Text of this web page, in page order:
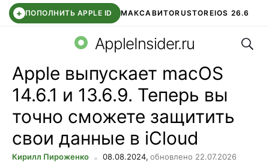
+ ПОПОЛНИТЬ APPLE ID МАКСАВИТОRUSTOREIOS 26.6
СБЕР КИДС ВТБ ОНЛАЙН ЧАТ В ROBLOX
AppleInsider.ru
Apple выпускает macOS
14.6.1 и 13.6.9. Теперь вы
точно сможете защитить
свои данные в iCloud
Кирилл Пироженко 08.08.2024, обновлено 22.07.2026